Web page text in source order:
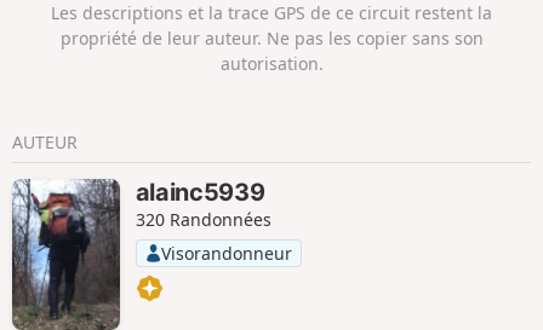
endroits exceptionnels vous attendent tout
au long du parcours pour vous permettre
de reprendre votre souffle.
Les descriptions et la trace GPS de ce circuit restent la
propriété de leur auteur. Ne pas les copier sans son
autorisation.
AUTEUR
alainc5939
320 Randonnées
Visorandonneur